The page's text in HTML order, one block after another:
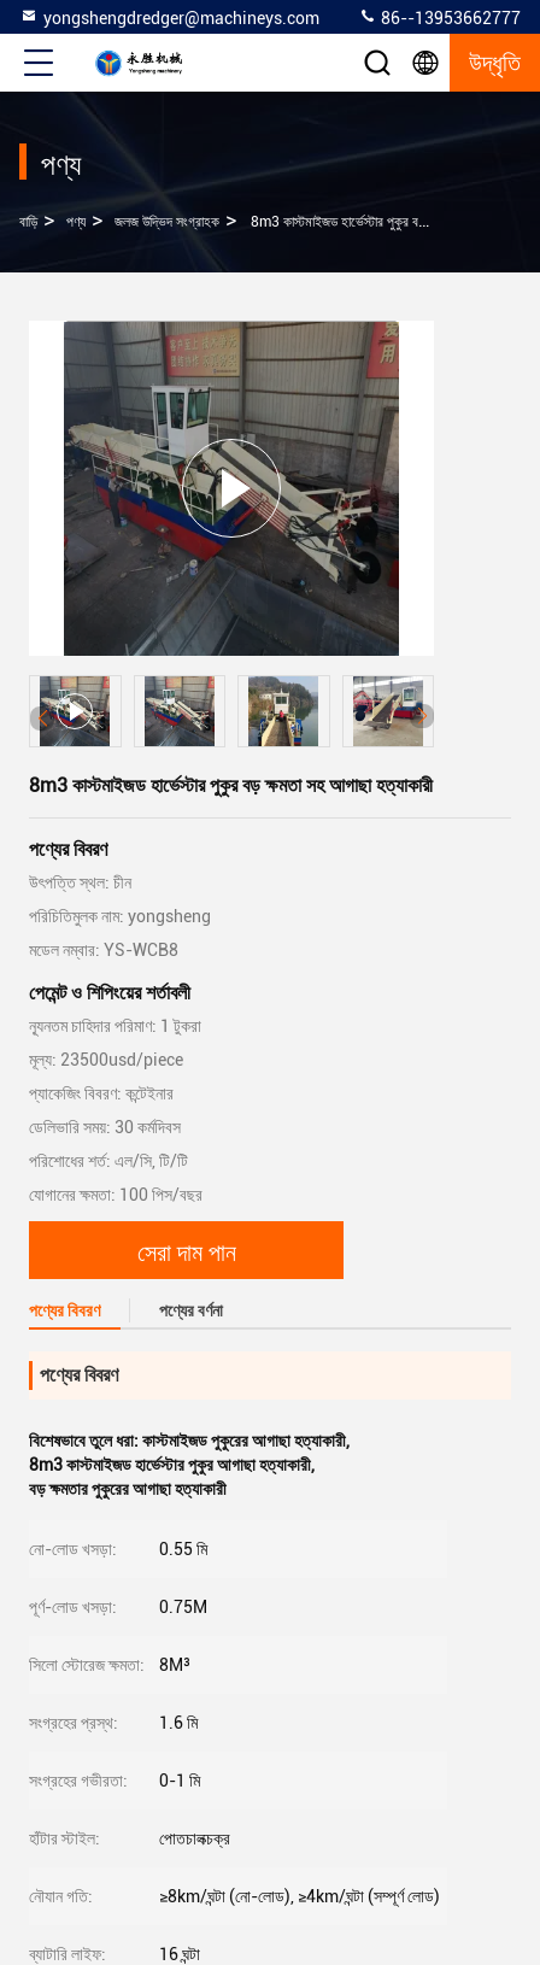
yongshengdredger@machineys.com 86--13953662777
উদ্ধৃতি
পণ্য
বাড়ি > পণ্য > জলজ উদ্ভিদ সংগ্রাহক > 8m3 কাস্টমাইজড হার্ভেস্টার পুকুর বড় ক্ষমতা সহ আগাছা হত্যাকারী
8m3 কাস্টমাইজড হার্ভেস্টার পুকুর বড় ক্ষমতা সহ আগাছা হত্যাকারী
পণ্যের বিবরণ
উৎপত্তি স্থল: চীন
পরিচিতিমুলক নাম: yongsheng
মডেল নম্বার: YS-WCB8
পেমেন্ট ও শিপিংয়ের শর্তাবলী
ন্যূনতম চাহিদার পরিমাণ: 1 টুকরা
মূল্য: 23500usd/piece
প্যাকেজিং বিবরণ: কন্টেইনার
ডেলিভারি সময়: 30 কর্মদিবস
পরিশোধের শর্ত: এল/সি, টি/টি
যোগানের ক্ষমতা: 100 পিস/বছর
সেরা দাম পান
পণ্যের বিবরণ পণ্যের বর্ণনা
পণ্যের বিবরণ
বিশেষভাবে তুলে ধরা: কাস্টমাইজড পুকুরের আগাছা হত্যাকারী,
8m3 কাস্টমাইজড হার্ভেস্টার পুকুর আগাছা হত্যাকারী,
বড় ক্ষমতার পুকুরের আগাছা হত্যাকারী
নো-লোড খসড়া: 0.55 মি
পূর্ণ-লোড খসড়া: 0.75M
সিলো স্টোরেজ ক্ষমতা: 8M³
সংগ্রহের প্রস্থ: 1.6 মি
সংগ্রহের গভীরতা: 0-1 মি
হাঁটার স্টাইল: পোতচালক্চক্র
নৌযান গতি: ≥8km/ঘন্টা (নো-লোড), ≥4km/ঘন্টা (সম্পূর্ণ লোড)
ব্যাটারি লাইফ: 16 ঘন্টা